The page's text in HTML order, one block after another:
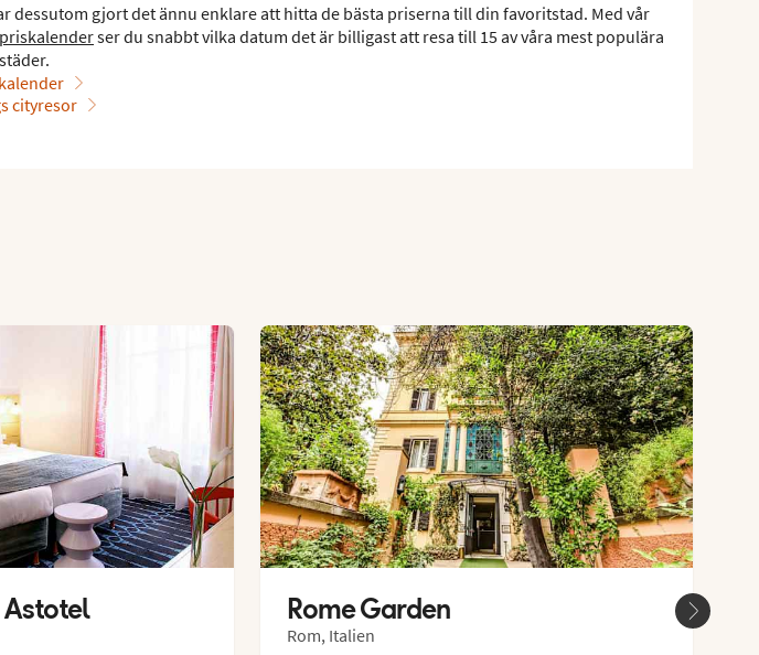
dessutom gjort det ännu enklare att hitta de bästa priserna till din favoritstad. Med vår
priskalenderser du snabbt vilka datum det är billigast att resa till 15 av våra mest populära
cityresor
Astotel Rome Garden
Rom, Italien